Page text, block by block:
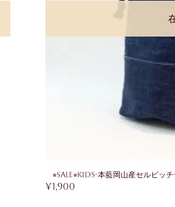
⭐︎SALE⭐︎KIDS-本藍岡山産セルビッ
¥1,900